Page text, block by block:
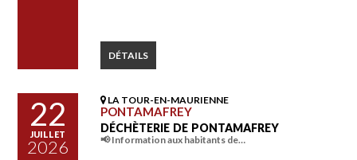
DÉTAILS
22
JUILLET
2026
LA TOUR-EN-MAURIENNE
PONTAMAFREY
DÉCHÈTERIE DE PONTAMAFREY
📢 Information aux habitants de…